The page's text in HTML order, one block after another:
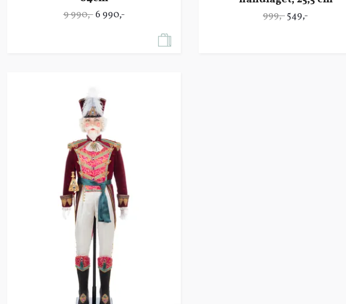
9 990,- 6 990,- 999,-549,-